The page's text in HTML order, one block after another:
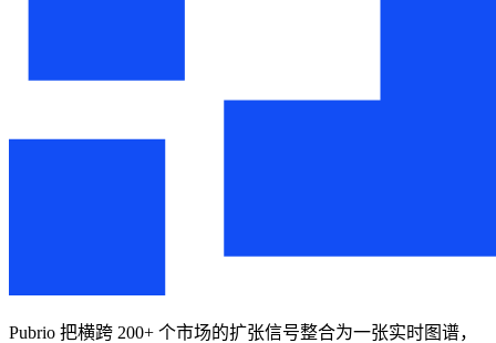
Pubrio 把横跨 200+ 个市场的扩张信号整合为一张实时图谱，